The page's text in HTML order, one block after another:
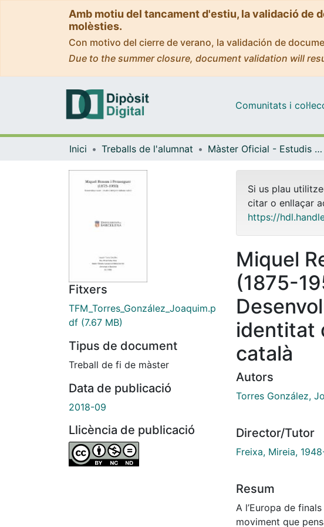
Amb motiu del tancament d'estiu, la validació de
molèsties.
Con motivo del cierre de verano, la validación de
Due to the summer closure, document validation will
Comunitats i
Inici Treballs de l'alumnat Màster Oficial - Estudis Avançats en Història de l'Art
Fitxers
TFM_Torres_González_Joaquim.p
df (7.67 MB)
Tipus de document
Treball de fi de màster
Data de publicació
2018-09
Llicència de publicació
Si us plau
citar o enllaçar
https://
Miquel
(1875-
identitat
català
Autors
Torres González,
Director/Tutor
Freixa, Mireia,
Resum
A l’Europa de
moviment que